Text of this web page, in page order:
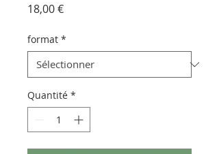
18,00 €Prix
format *
Quantité *